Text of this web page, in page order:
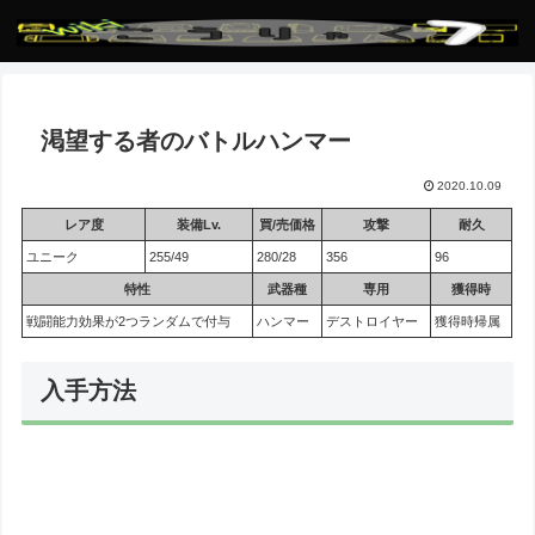
渇望する者のバトルハンマー
2020.10.09
レア度 装備Lv. 買/売価格 攻撃 耐久
ユニーク 255/49 280/28 356 96
特性 武器種 専用 獲得時
戦闘能力効果が2つランダムで付与 ハンマー デストロイヤー 獲得時帰属
入手方法